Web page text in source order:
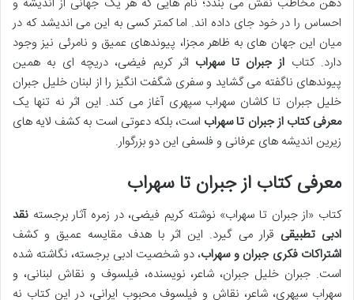
احساس را در خود جای داده اند. اما کمتر کسی به این می اندیشد که در
میان این جهان های به ظاهر مجزا، پیوندهای عمیق و نامرئی نیز وجود
دارد. کتاب از جبران تا سهراب اثر کریم فیضی، دریچه ای به همین
پیوندهای ناگفته می گشاید و سفری شگفت انگیز را از لبنان خلیل جبران
خلیل جبران تا کاشان سهراب سپهری آغاز می کند. این اثر نه تنها یک
معرفی کتاب از جبران تا سهراب است، بلکه دعوتی است به کشف لایه های
زیرین اندیشه های عرفانی و فلسفی این دو بزرگوار.
معرفی کتاب از جبران تا سهراب
کتاب «از جبران تا سهراب» نوشته کریم فیضی، در زمره آثار برجسته نقد
ادبی تطبیقی قرار می گیرد. این اثر با هدف مقایسه عمیق و کشف
اشتراکات فکری جبران و سهراب، دو شخصیت ادبی برجسته، نگاشته شده
است. جبران خلیل جبران، شاعر، نویسنده، فیلسوف و نقاش لبنانی، و
سهراب سپهری، شاعر، نقاش و فیلسوف محبوب ایرانی، در این کتاب نه